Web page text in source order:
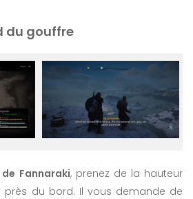
du gouffre
Fannaraki, prenez de la hauteur
du bord. Il vous demande de